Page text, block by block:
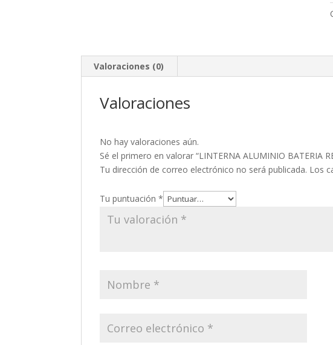
Valoraciones (0)
Valoraciones
No hay valoraciones aún.
Sé el primero en valorar “LINTERNA ALUMINIO BATERIA
Tu dirección de correo electrónico no será publicada. Los
Tu puntuación*